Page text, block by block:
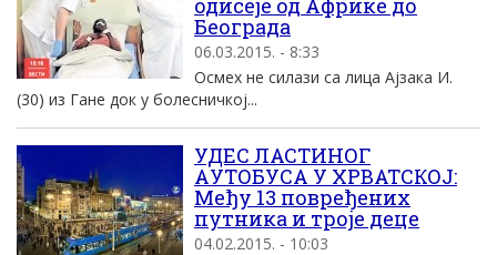
одисеје од Африке до
Београда
06.03.2015. - 8:33
Осмех не силази са лица Ајзака И.
(30) из Гане док у болесничкој...
УДЕС ЛАСТИНОГ
АУТОБУСА У ХРВАТСКОЈ:
Међу 13 повређених
путника и троје деце
04.02.2015. - 10:03